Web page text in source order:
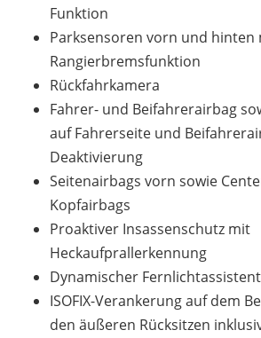
Funktion
Parksensoren vorn und hinten
Rangierbremsfunktion
Rückfahrkamera
Fahrer- und Beifahrerairbag
auf Fahrerseite und
Deaktivierung
Seitenairbags vorn sowie
Kopfairbags
Proaktiver Insassenschutz mit
Heckaufprallerkennung
Dynamischer Fernlichtassistent
ISOFIX-Verankerung auf dem
den äußeren Rücksitzen